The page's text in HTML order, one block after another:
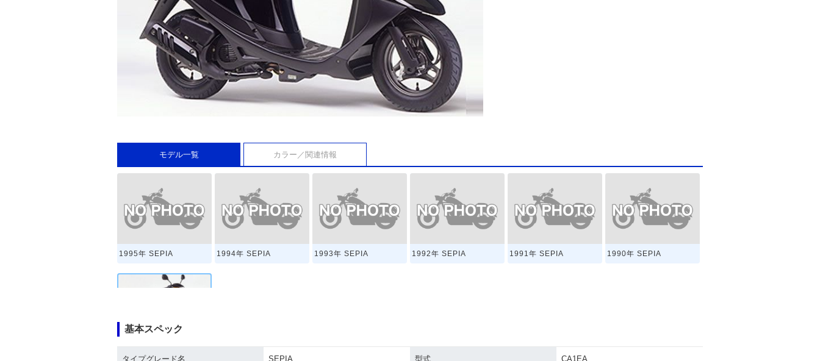
モデル一覧 カラー／関連情報
1995年 SEPIA 1994年 SEPIA 1993年 SEPIA 1992年 SEPIA 1991年 SEPIA 1990年 SEPIA
1989年 SEPIA
基本スペック
タイプグレード名 SEPIA 型式 CA1EA